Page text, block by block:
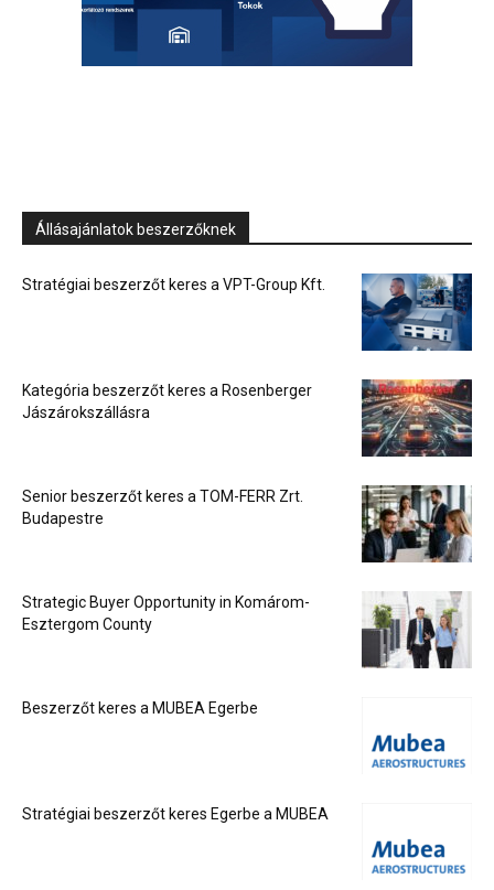
Állásajánlatok beszerzőknek
Stratégiai beszerzőt keres a VPT-Group Kft.
Kategória beszerzőt keres a Rosenberger
Jászárokszállásra
Senior beszerzőt keres a TOM-FERR Zrt.
Budapestre
Strategic Buyer Opportunity in Komárom-
Esztergom County
Beszerzőt keres a MUBEA Egerbe
Stratégiai beszerzőt keres Egerbe a MUBEA